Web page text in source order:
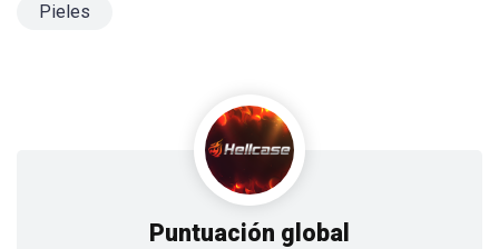
Pieles
Puntuación global